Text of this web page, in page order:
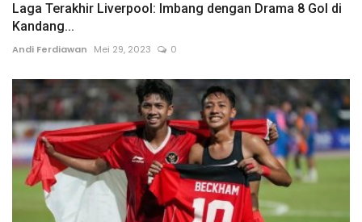
Laga Terakhir Liverpool: Imbang dengan Drama 8 Gol di
Kandang...
Andi Ferdiawan Mei 29, 2023 0